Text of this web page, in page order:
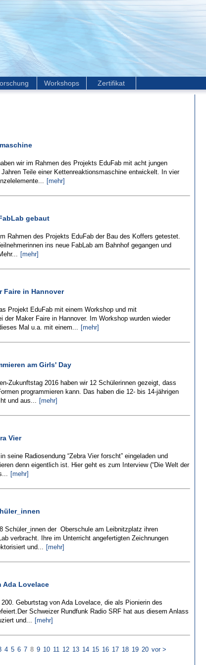
Workshops Zertifikat
wir im Rahmen des Projekts EduFab mit acht jungen
Teile einer Kettenreaktionsmaschine entwickelt. In vier
[mehr]
gebaut
Rahmen des Projekts EduFab der Bau des Koffers getestet.
ins neue FabLab am Bahnhof gegangen und
[mehr]
Faire in Hannover
Projekt EduFab mit einem Workshop und mit
der Maker Faire in Hannover. Im Workshop wurden wieder
Mal u.a. mit einem... [mehr]
am Girls' Day
Zukunftstag 2016 haben wir 12 Schülerinnen gezeigt, dass
programmieren kann. Das haben die 12- bis 14-jährigen
und aus... [mehr]
Vier
seine Radiosendung “Zebra Vier forscht” eingeladen und
denn eigentlich ist. Hier geht es zum Interview (“Die Welt der
[mehr]
Schüler_innen der Oberschule am Leibnitzplatz ihren
verbracht. Ihre im Unterricht angefertigten Zeichnungen
und... [mehr]
Ada Lovelace
200. Geburtstag von Ada Lovelace, die als Pionierin des
Schweizer Rundfunk Radio SRF hat aus diesem Anlass
und... [mehr]
4 5 6 7 8 9 10 11 12 13 14 15 16 17 18 19 20 vor >